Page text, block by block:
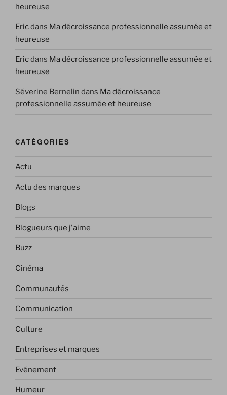
heureuse
Ericdans Ma décroissance professionnelle assumée et
heureuse
Ericdans Ma décroissance professionnelle assumée et
heureuse
Séverine Bernelin dans Ma décroissance
professionnelle assumée et heureuse
CATÉGORIES
Actu
Actu des marques
Blogs
Blogueurs que j'aime
Buzz
Cinéma
Communautés
Communication
Culture
Entreprises et marques
Evénement
Humeur